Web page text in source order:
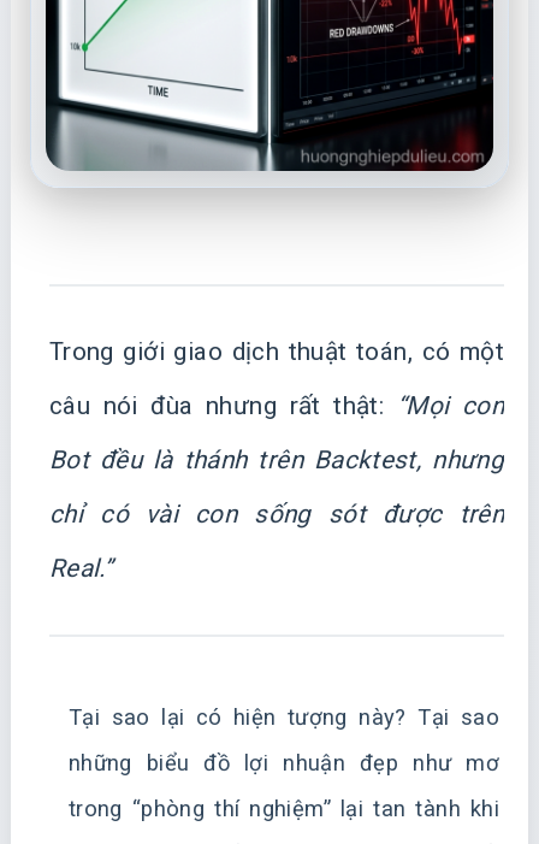
Trong giới giao dịch thuật toán, có một
câu nói đùa nhưng rất thật:
“Mọi con
Bot đều là thánh trên Backtest, nhưng
chỉ có vài con sống sót được trên
Real.”
Tại sao lại có hiện tượng này? Tại sao
những biểu đồ lợi nhuận đẹp như mơ
trong “phòng thí nghiệm” lại tan tành khi